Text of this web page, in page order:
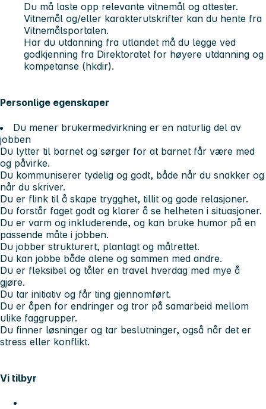
Du må laste opp relevante vitnemål og attester.
Vitnemål og/eller karakterutskrifter kan du hente fra
Vitnemålsportalen.
Har du utdanning fra utlandet må du legge ved
godkjenning fra Direktoratet for høyere utdanning og
kompetanse (hkdir).
Personlige egenskaper
Du mener brukermedvirkning er en naturlig del av
jobben
Du lytter til barnet og sørger for at barnet får være med
og påvirke.
Du kommuniserer tydelig og godt, både når du snakker og
når du skriver.
Du er flink til å skape trygghet, tillit og gode relasjoner.
Du forstår faget godt og klarer å se helheten i situasjoner.
Du er varm og inkluderende, og kan bruke humor på en
passende måte i jobben.
Du jobber strukturert, planlagt og målrettet.
Du kan jobbe både alene og sammen med andre.
Du er fleksibel og tåler en travel hverdag med mye å
gjøre.
Du tar initiativ og får ting gjennomført.
Du er åpen for endringer og tror på samarbeid mellom
ulike faggrupper.
Du finner løsninger og tar beslutninger, også når det er
stress eller konflikt.
Vi tilbyr